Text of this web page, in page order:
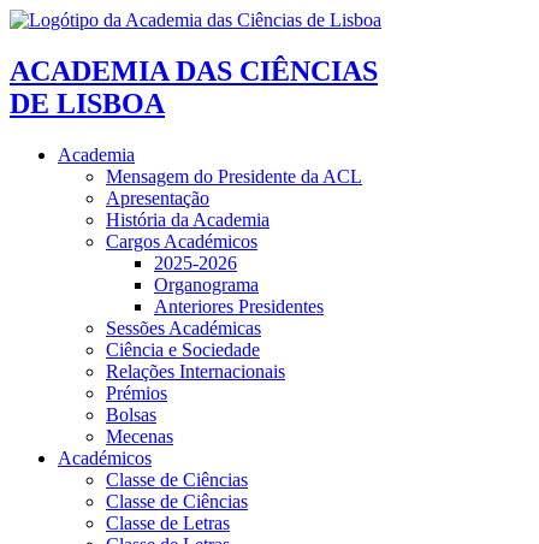
ACADEMIA DAS CIÊNCIAS
DE LISBOA
Academia
Mensagem do Presidente da ACL
Apresentação
História da Academia
Cargos Académicos
2025-2026
Organograma
Anteriores Presidentes
Sessões Académicas
Ciência e Sociedade
Relações Internacionais
Prémios
Bolsas
Mecenas
Académicos
Classe de Ciências
Classe de Ciências
Classe de Letras